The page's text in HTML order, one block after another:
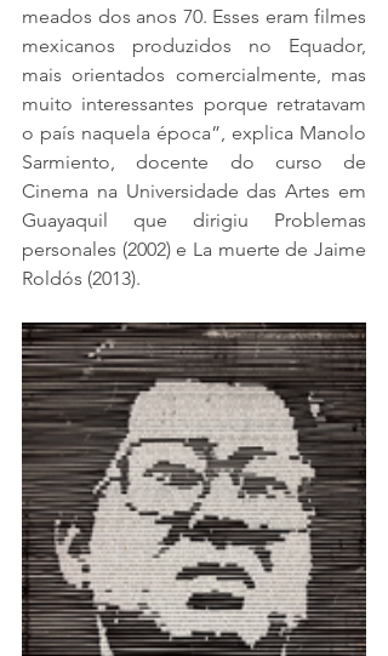
meados dos anos 70. Esses eram filmes
mexicanos produzidos no Equador,
mais orientados comercialmente, mas
muito interessantes porque retratavam
o país naquela época”, explica Manolo
Sarmiento, docente do curso de
Cinema na Universidade das Artes em
Guayaquil que dirigiu Problemas
personales (2002) e La muerte de Jaime
Roldós (2013).